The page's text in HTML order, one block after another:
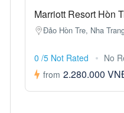
Marriott Resort Hòn
Đảo Hòn Tre, Nha
0 /5 Not Rated
No
from 2.280.000